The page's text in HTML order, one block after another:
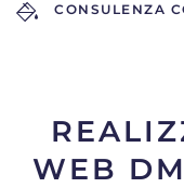
CONSULENZA
WEB